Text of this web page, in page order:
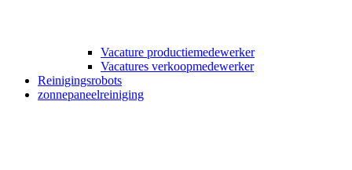
Vacature productiemedewerker
Vacatures verkoopmedewerker
Reinigingsrobots
zonnepaneelreiniging